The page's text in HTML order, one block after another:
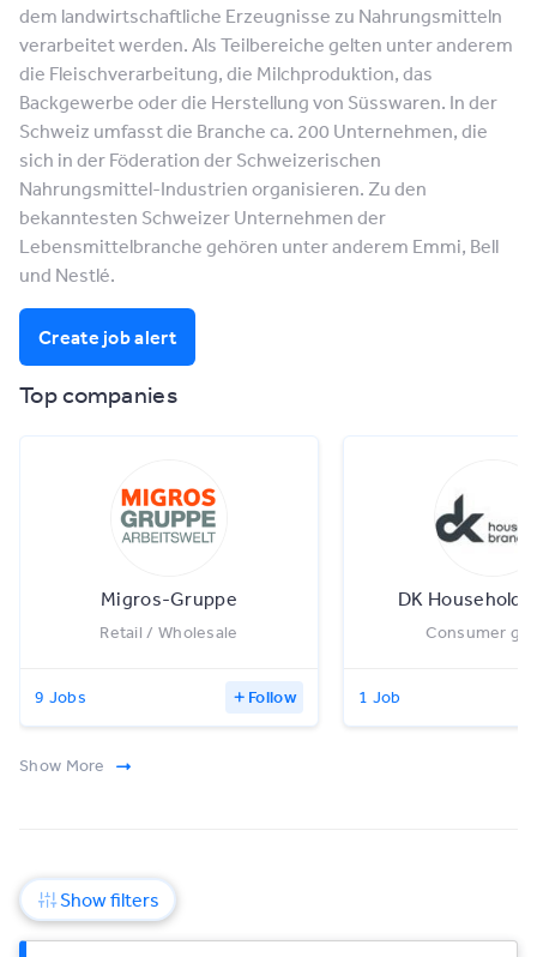
dem landwirtschaftliche Erzeugnisse zu Nahrungsmitteln
verarbeitet werden. Als Teilbereiche gelten unter anderem
die Fleischverarbeitung, die Milchproduktion, das
Backgewerbe oder die Herstellung von Süsswaren. In der
Schweiz umfasst die Branche ca. 200 Unternehmen, die
sich in der Föderation der Schweizerischen
Nahrungsmittel-Industrien organisieren. Zu den
bekanntesten Schweizer Unternehmen der
Lebensmittelbranche gehören unter anderem Emmi, Bell
und Nestlé.
Create job alert
Top companies
Migros-Gruppe
Retail / Wholesale
9 Jobs Follow
DK Household
Consumer
1 Job
Show More
Show filters